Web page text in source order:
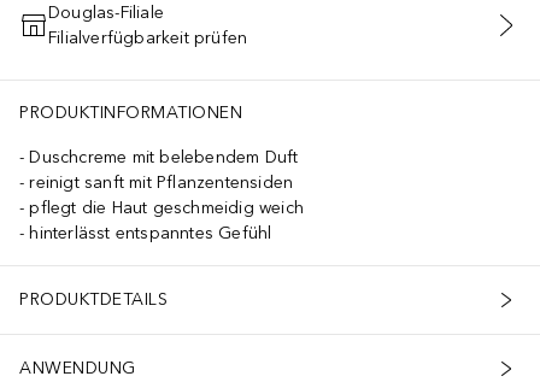
IN DEN WARENKORB
Douglas-Filiale
Filialverfügbarkeit prüfen
PRODUKTINFORMATIONEN
Duschcreme mit belebendem Duft
reinigt sanft mit Pflanzentensiden
pflegt die Haut geschmeidig weich
hinterlässt entspanntes Gefühl
PRODUKTDETAILS
ANWENDUNG